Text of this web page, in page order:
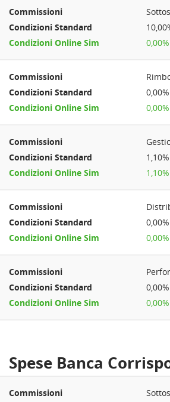
0,00%
0,00%
0,00%
1,10%
1,10%
0,00%
0,00%
0,00%
0,00%
Spese Banca